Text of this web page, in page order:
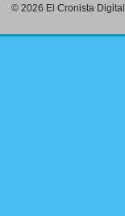
© 2026 El Cronista Digital